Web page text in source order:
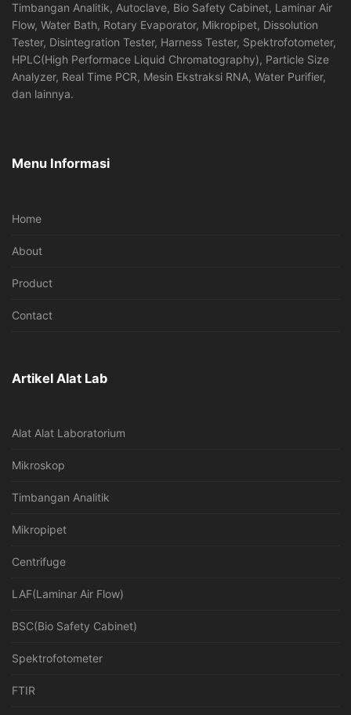
Timbangan Analitik, Autoclave, Bio Safety Cabinet, Laminar Air
Flow, Water Bath, Rotary Evaporator, Mikropipet, Dissolution
Tester, Disintegration Tester, Harness Tester, Spektrofotometer,
HPLC(High Performace Liquid Chromatography), Particle Size
Analyzer, Real Time PCR, Mesin Ekstraksi RNA, Water Purifier,
dan lainnya.
Menu Informasi
Home
About
Product
Contact
Artikel Alat Lab
Alat Alat Laboratorium
Mikroskop
Timbangan Analitik
Mikropipet
Centrifuge
LAF(Laminar Air Flow)
BSC(Bio Safety Cabinet)
Spektrofotometer
FTIR